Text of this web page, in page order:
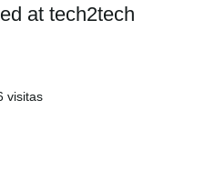
at tech2tech
visitas